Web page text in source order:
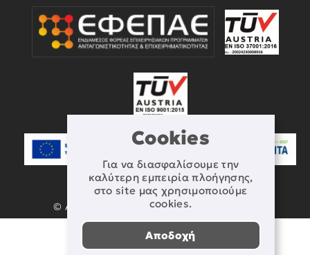
Cookies
Για να διασφαλίσουμε την
καλύτερη εμπειρία πλοήγησης,
στο site μας χρησιμοποιούμε
cookies.
Αποδοχή
© Αναπτυξιακή Κρήτης - All rights reserved